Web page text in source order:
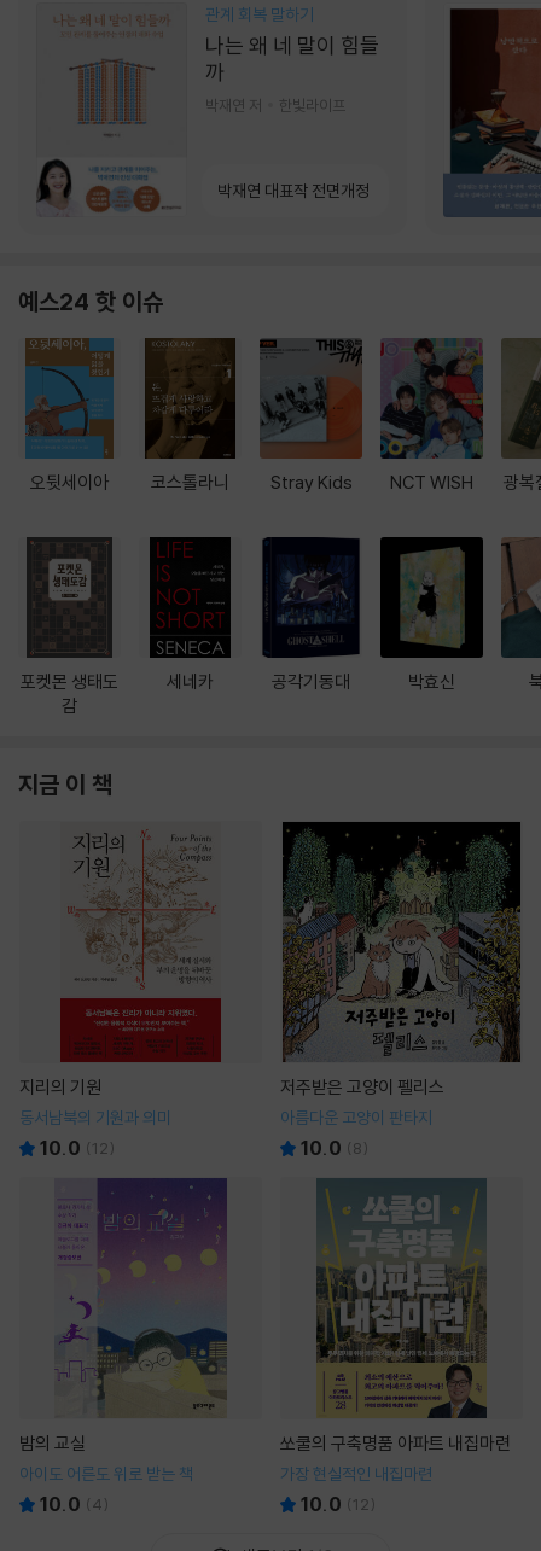
관계 회복 말하기
나는 왜 네 말이 힘들
까
박재연 저 한빛라이프
박재연 대표작 전면개정
예스24 핫 이슈
오뒷세이아
포켓몬 생태도
감
코스톨라니
세네카
Stray Kids
공각기동대
NCT WISH
박효신
광복
지금 이 책
지리의 기원
동서남북의 기원과 의미
10.0 (12)
저주받은 고양이 펠리스
아름다운 고양이 판타지
10.0 (8)
밤의 교실
아이도 어른도 위로 받는 책
10.0 (4)
쏘쿨의 구축명품 아파트 내집마련
가장 현실적인 내집마련
10.0 (12)